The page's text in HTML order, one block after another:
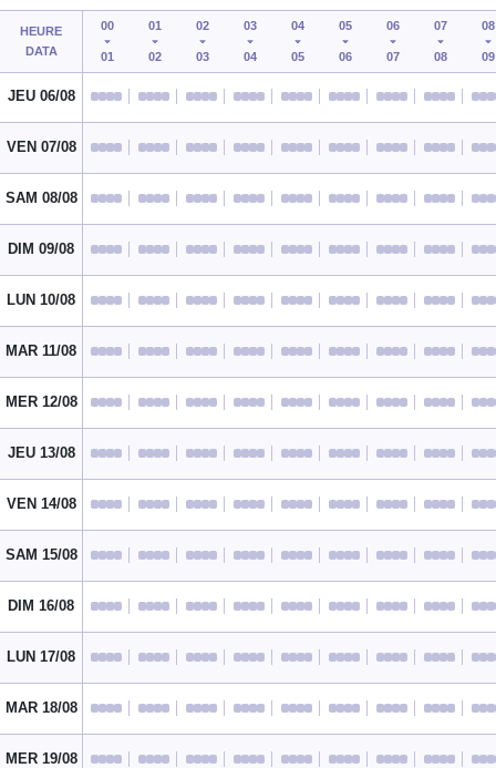
HEURE
DATA
00
01
01
02
02
03
03
04
04
05
05
06
06
07
07
08
08
09
JEU 06/08
VEN 07/08
SAM 08/08
DIM 09/08
LUN 10/08
MAR 11/08
MER 12/08
JEU 13/08
VEN 14/08
SAM 15/08
DIM 16/08
LUN 17/08
MAR 18/08
MER 19/08